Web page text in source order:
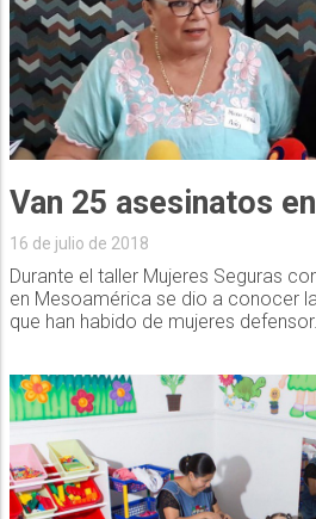
Van 25 asesinatos
16 de julio de 2018
Durante el taller Mujeres Seguras
en Mesoamérica se dio a conocer
que han habido de mujeres